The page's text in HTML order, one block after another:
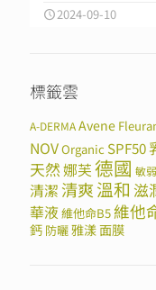
2024-09-10
標籤雲
A-DERMAAvene
NOVOrganic SPF50
天然娜芙德國 敏
清潔清爽溫和 滋
華液維他命B5 維他
鈣 防曬雅漾面膜